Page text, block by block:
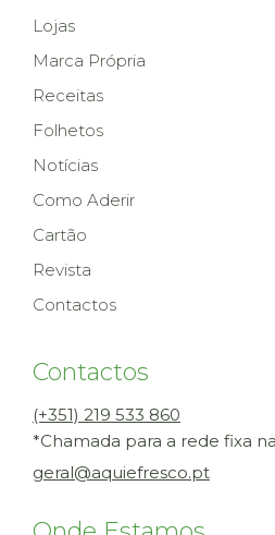
Lojas
Marca Própria
Receitas
Folhetos
Notícias
Como Aderir
Cartão
Revista
Contactos
Contactos
(+351) 219 533 860
*Chamada para a rede fixa
geral@aquiefresco.pt